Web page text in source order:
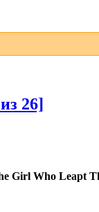
26]
Girl Who Leapt